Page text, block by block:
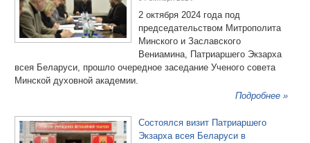
2 октября 2024 года под
председательством Митрополита
Минского и Заславского
Вениамина, Патриаршего Экзарха
всея Беларуси, прошло очередное заседание Ученого совета
Минской духовной академии.
Подробнее »
Состоялся визит Патриаршего
Экзарха всея Беларуси в